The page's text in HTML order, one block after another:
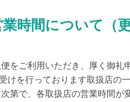
時間について（更
をご利用いただき、厚く御礼
けを行っております取扱店の
第で、各取扱店の営業時間が